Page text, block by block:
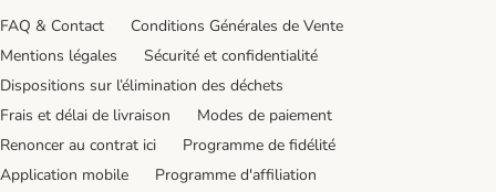
FAQ & Contact
Conditions Générales de Vente
Mentions légales
Sécurité et confidentialité
Dispositions sur l’élimination des déchets
Frais et délai de livraison
Modes de paiement
Renoncer au contrat ici
Programme de fidélité
Application mobile
Programme d'affiliation